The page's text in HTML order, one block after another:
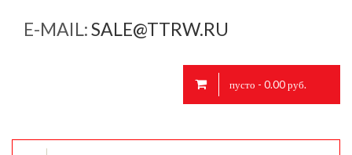
E-MAIL:SALE@TTRW.RU
пусто - 0.00 руб.